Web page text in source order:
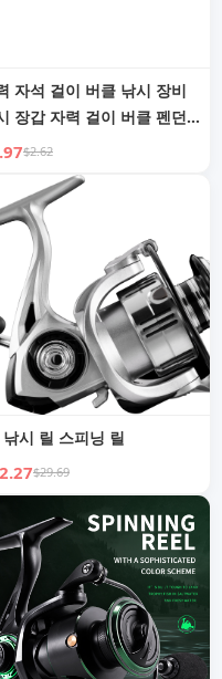
자석 걸이 버클 낚시 장비
장갑 자력 걸이 버클 펜던
흡입 자석 버클 강력 신축
$2.62
시 릴 스피닝 릴
$29.69